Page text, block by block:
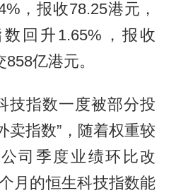
，报收78.25港元，
回升1.65%，报收
亿港元。
技指数一度被部分投
卖指数”，随着权重较
司季度业绩环比改
月的恒生科技指数能